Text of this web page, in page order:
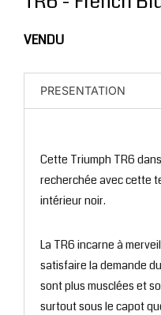
VENDU
PRESENTATION
Cette Triumph TR6
recherchée avec cette
intérieur noir.
La TR6 incarne à
satisfaire la demande
sont plus musclées et
surtout sous le capot